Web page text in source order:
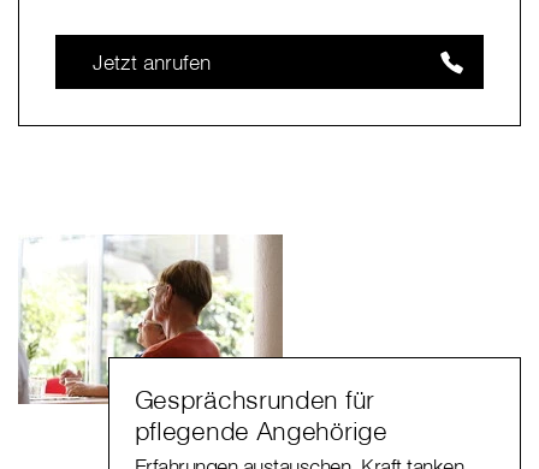
Jetzt anrufen
Gesprächsrunden für
pflegende Angehörige